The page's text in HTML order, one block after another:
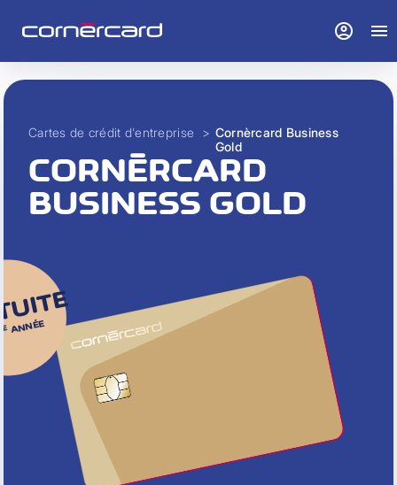
Cartes de crédit d'entreprise > Cornèrcard Business
Gold
CORNÈRCARD
BUSINESS GOLD
ANNÉE
account_circle menu